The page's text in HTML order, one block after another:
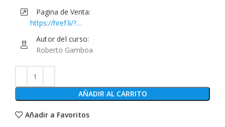
Pagina de Venta:
https://href.li/?
https://www.musihacks.com/offers/Xqvv5Thv/checkout
Autor del curso:
Roberto Gamboa
AÑADIR AL CARRITO
Añadir a Favoritos